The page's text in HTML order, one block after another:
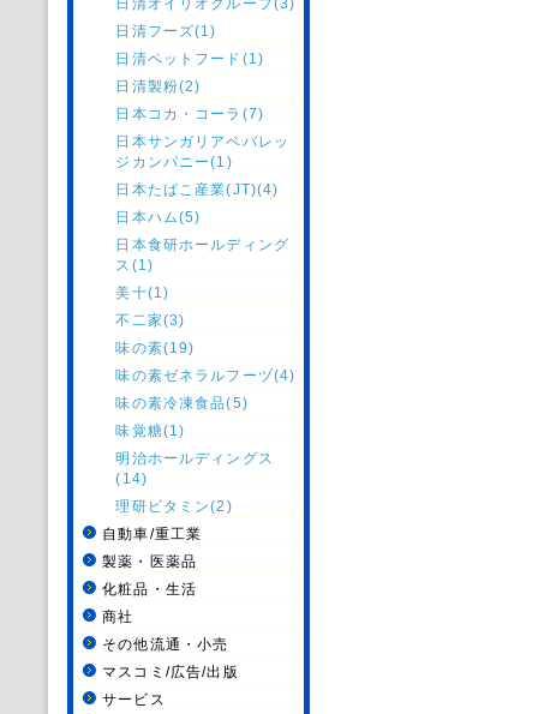
日清フーズ(1)
日清ペットフード(1)
日清製粉(2)
日本コカ・コーラ(7)
日本サンガリアベバレッ
ジカンパニー(1)
日本たばこ産業(JT)(4)
日本ハム(5)
日本食研ホールディング
ス(1)
美十(1)
不二家(3)
味の素(19)
味の素ゼネラルフーヅ(4)
味の素冷凍食品(5)
味覚糖(1)
明治ホールディングス
(14)
理研ビタミン(2)
自動車/重工業
製薬・医薬品
化粧品・生活
商社
その他流通・小売
マスコミ/広告/出版
サービス